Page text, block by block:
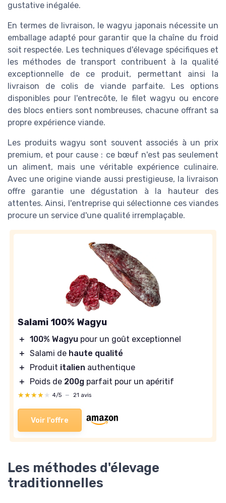
gustative inégalée.
En termes de livraison, le wagyu japonais nécessite un
emballage adapté pour garantir que la chaîne du froid
soit respectée. Les techniques d'élevage spécifiques et
les méthodes de transport contribuent à la qualité
exceptionnelle de ce produit, permettant ainsi la
livraison de colis de viande parfaite. Les options
disponibles pour l'entrecôte, le filet wagyu ou encore
des blocs entiers sont nombreuses, chacune offrant sa
propre expérience viande.
Les produits wagyu sont souvent associés à un prix
premium, et pour cause : ce bœuf n'est pas seulement
un aliment, mais une véritable expérience culinaire.
Avec une origine viande aussi prestigieuse, la livraison
offre garantie une dégustation à la hauteur des
attentes. Ainsi, l'entreprise qui sélectionne ces viandes
procure un service d'une qualité irremplaçable.
Salami 100% Wagyu
＋ 100% Wagyu pour un goût exceptionnel
＋ Salami de haute qualité
＋
Produit italien authentique
＋
Poids de 200g parfait pour un apéritif
★★★★★
★★★★★ 4/5 — 21 avis
Voir l'offre
Les méthodes d'élevage
traditionnelles